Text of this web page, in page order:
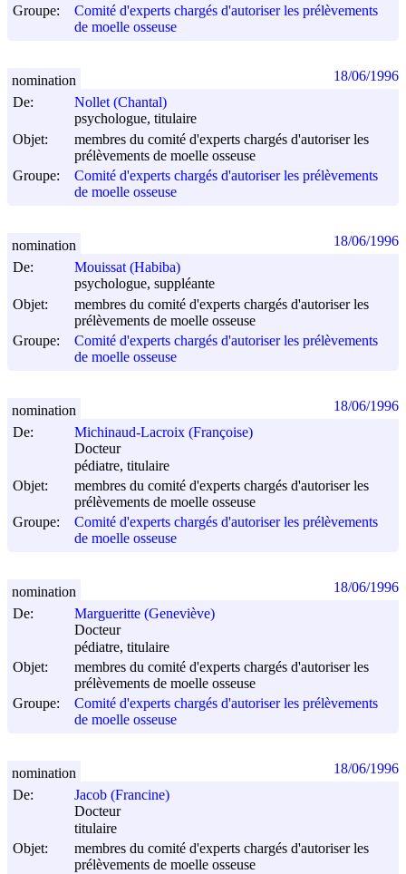
Groupe:
Comité d'experts chargés d'autoriser les prélèvements
de moelle osseuse
De:
Nollet (Chantal)
psychologue, titulaire
Objet:
membres du comité d'experts chargés d'autoriser les
prélèvements de moelle osseuse
Groupe:
Comité d'experts chargés d'autoriser les prélèvements
de moelle osseuse
nomination 18/06/1996
De:
Mouissat (Habiba)
psychologue, suppléante
Objet:
membres du comité d'experts chargés d'autoriser les
prélèvements de moelle osseuse
Groupe:
Comité d'experts chargés d'autoriser les prélèvements
de moelle osseuse
nomination 18/06/1996
De:
Michinaud-Lacroix (Françoise)
Docteur
pédiatre, titulaire
Objet:
membres du comité d'experts chargés d'autoriser les
prélèvements de moelle osseuse
Groupe:
Comité d'experts chargés d'autoriser les prélèvements
de moelle osseuse
nomination 18/06/1996
De:
Margueritte (Geneviève)
Docteur
pédiatre, titulaire
Objet:
membres du comité d'experts chargés d'autoriser les
prélèvements de moelle osseuse
Groupe:
Comité d'experts chargés d'autoriser les prélèvements
de moelle osseuse
nomination 18/06/1996
De:
Jacob (Francine)
Docteur
titulaire
Objet:
membres du comité d'experts chargés d'autoriser les
prélèvements de moelle osseuse
nomination 18/06/1996